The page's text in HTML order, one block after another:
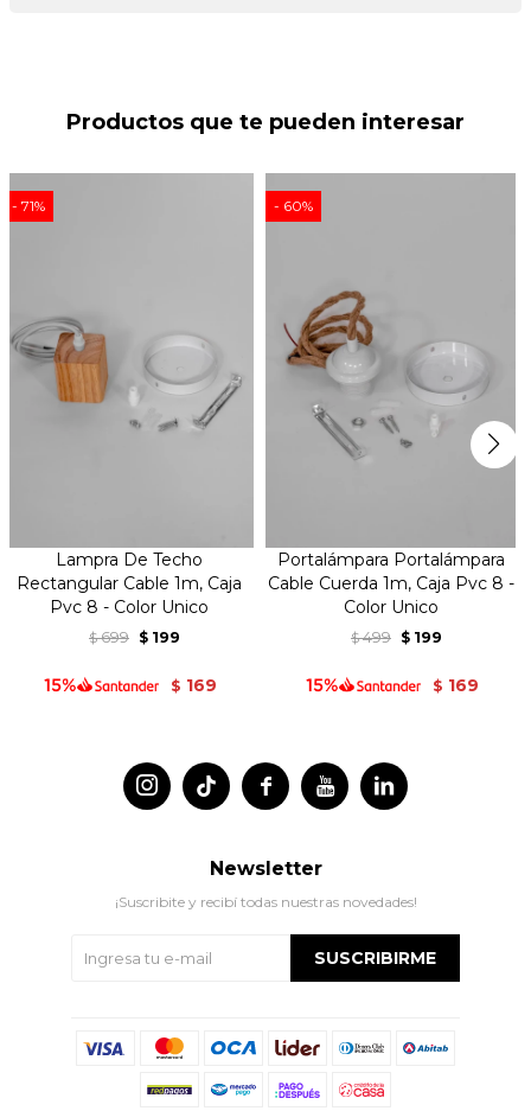
Productos que te pueden interesar
71
Lampra De Techo
Rectangular Cable 1m, Caja
Pvc 8 - Color Unico
$ 699 $ 199
$ 169
60
Portalámpara Portalámpara
Cable Cuerda 1m, Caja Pvc 8 -
Color Unico
$ 499 $ 199
$ 169
 
 
Newsletter
¡Suscribite y recibí todas nuestras novedades!
SUSCRIBIRME